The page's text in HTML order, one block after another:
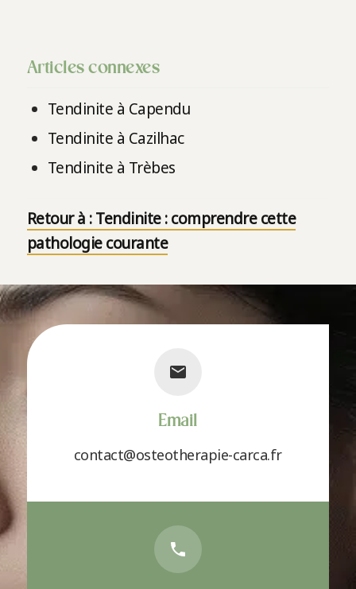
Articles connexes
Tendinite à Capendu
Tendinite à Cazilhac
Tendinite à Trèbes
Retour à : Tendinite : comprendre cette
pathologie courante
Email
contact@osteotherapie-carca.fr